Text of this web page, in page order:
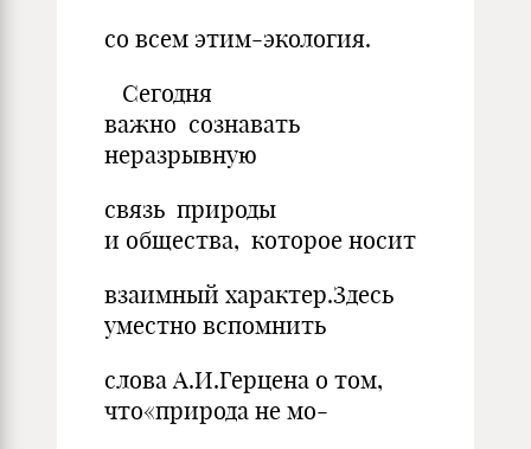
со всем этим-экология.
Сегодня
важно сознавать
неразрывную
связь природы
и общества, которое носит
взаимный характер.Здесь
уместно вспомнить
слова А.И.Герцена о том,
что«природа не мо-